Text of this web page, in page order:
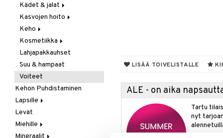
LISÄÄ TOIVELISTALLE
ALE - on aika
Tartu
nyt
Öljy & rasva
Pähkinä- & siementahnoja
Patukat
Rawfood
Säilytys
Snacks
Suklaa
Tee
Hoitoaineet
Sampoot
Kädet & jalat
Jalkojen hoito
Käsien hoito
Muut tarvikkeet
Kasvojen hoito
Erikoistuotteet
Parranajotuotteet
Puhdistaminen
Silmänympärysvoiteet
Voiteet
Keho
Deodorantit
Erikoistuotteet
Eteeriset öljyt
Kylpy, suihku & saippuat
Öljyt
Vartalon kuorinta
Vartalovoiteet
Kosmetiikka
Huulet
Iho
Silmät
Lahjapakkauhset
Suu & hampaat
Voiteet
Kehon Puhdistaminen
Lapsille
Ihonhoito
Rasvahapot
Vitamiinit &mineraalit
Levät
Miehille
Eturauhanen
Mineraalit